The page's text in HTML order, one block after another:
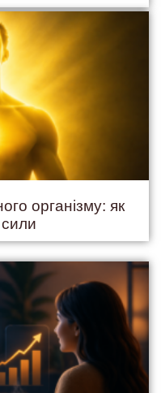
організму: як
сили